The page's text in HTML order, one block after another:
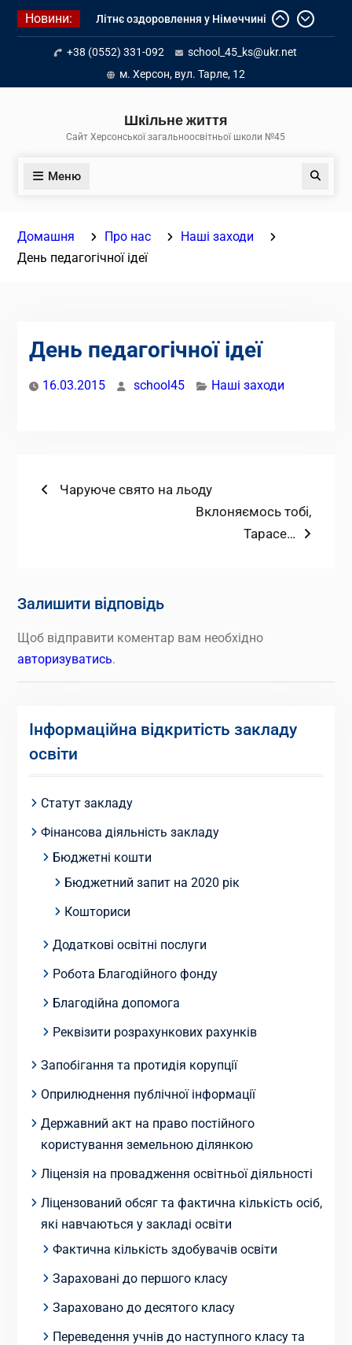
Перейти
Новини:
Літнє оздоровлення у Німеччині
Діалог з бізнесом
Інформація про вступ молоді з
тимчасово окупованих територій
до українських закладів освіти
+38 (0552) 331-092
school_45_ks@ukr.net
м. Херсон, вул. Тарле, 12
Шкільне життя
Сайт Херсонської загальноосвітньої школи №45
Меню Пошук
Домашня Про нас
Наші заходи
День педагогічної ідеї
День педагогічної ідеї
16.03.2015 school45 Наші заходи
Навігація
Попередній
Чаруюче свято на льоду
Наступний
Вклоняємось тобі,
Тарасе…
Залишити відповідь
Щоб відправити коментар вам необхідно
авторизуватись.
Інформаційна відкритість закладу
освіти
Статут закладу
Фінансова діяльність закладу
Бюджетні кошти
Бюджетний запит на 2020 рік
Кошториси
Додаткові освітні послуги
Робота Благодійного фонду
Благодійна допомога
Реквізити розрахункових рахунків
Запобігання та протидія корупції
Оприлюднення публічної інформації
Державний акт на право постійного
користування земельною ділянкою
Ліцензія на провадження освітньої діяльності
Ліцензований обсяг та фактична кількість осіб,
які навчаються у закладі освіти
Фактична кількість здобувачів освіти
Зараховані до першого класу
Зараховано до десятого класу
Переведення учнів до наступного класу та